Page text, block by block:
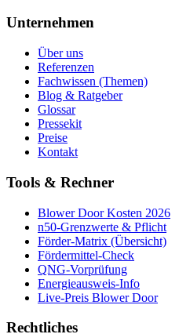
Unternehmen
Über uns
Referenzen
Fachwissen (Themen)
Blog & Ratgeber
Glossar
Pressekit
Preise
Kontakt
Tools & Rechner
Blower Door Kosten 2026
n50-Grenzwerte & Pflicht
Förder-Matrix (Übersicht)
Fördermittel-Check
QNG-Vorprüfung
Energieausweis-Info
Live-Preis Blower Door
Rechtliches